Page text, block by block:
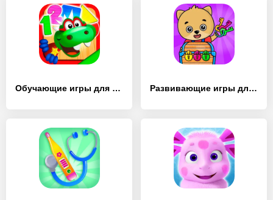
Обучающие игры для детей - [MOD Бесконечные деньги] Развивающие игры для детей - [MOD Много денег]